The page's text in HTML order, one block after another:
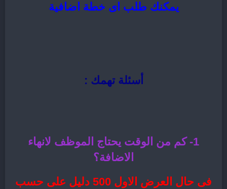
يمكنك طلب اى خطة اضافية
أسئلة تهمك :
1- كم من الوقت يحتاج الموظف لانهاء
الاضافة؟
فى حال العرض الاول 500 دليل على حسب